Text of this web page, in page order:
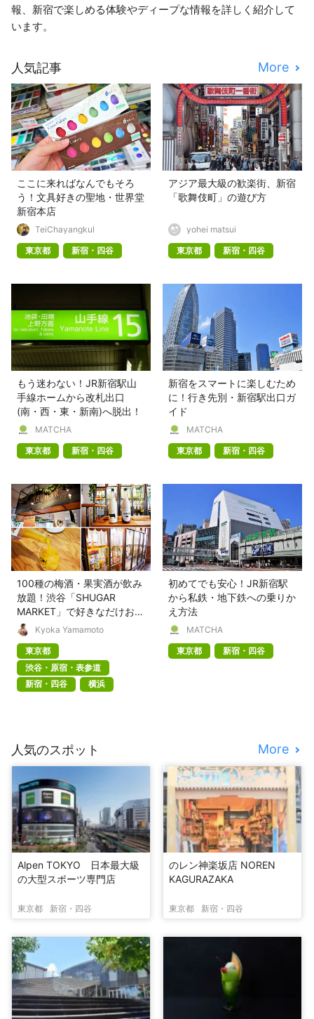
報、新宿で楽しめる体験やディープな情報を詳しく紹介して
います。
人気記事 More
ここに来ればなんでもそろ
う！文具好きの聖地・世界堂
新宿本店
TeiChayangkul
東京都
新宿・四谷
アジア最大級の歓楽街、新宿
「歌舞伎町」の遊び方
yohei matsui
東京都
新宿・四谷
もう迷わない！JR新宿駅山
手線ホームから改札出口
(南・西・東・新南)へ脱出！
MATCHA
東京都
新宿・四谷
新宿をスマートに楽しむため
に！行き先別・新宿駅出口ガ
イド
MATCHA
東京都
新宿・四谷
100種の梅酒・果実酒が飲み
放題！渋谷「SHUGAR
MARKET」で好きなだけお酒
を楽しもう
Kyoka Yamamoto
東京都
渋谷・原宿・表参道
新宿・四谷
横浜
初めてでも安心！JR新宿駅
から私鉄・地下鉄への乗りか
え方法
MATCHA
東京都
新宿・四谷
人気のスポット More
Alpen TOKYO 日本最大級
の大型スポーツ専門店
東京都 新宿・四谷
のレン神楽坂店 NOREN
KAGURAZAKA
東京都 新宿・四谷